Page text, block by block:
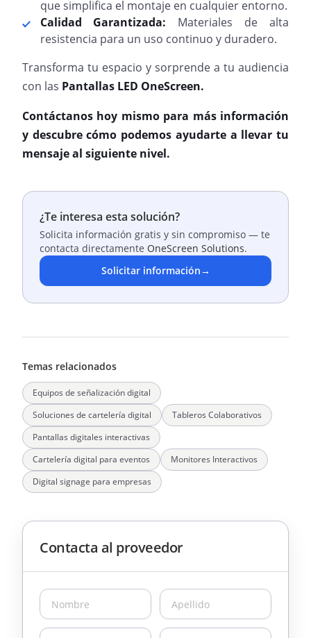
que simplifica el montaje en cualquier entorno.
Calidad Garantizada: Materiales de alta
resistencia para un uso continuo y duradero.
Transforma tu espacio y sorprende a tu audiencia
con las Pantallas LED OneScreen.
Contáctanos hoy mismo para más información
y descubre cómo podemos ayudarte a llevar tu
mensaje al siguiente nivel.
¿Te interesa esta solución?
Solicita información gratis y sin compromiso — te
contacta directamente OneScreen Solutions.
Solicitar información→
Temas relacionados
Equipos de señalización digital
Soluciones de cartelería digital
Tableros Colaborativos
Pantallas digitales interactivas
Cartelería digital para eventos
Monitores Interactivos
Digital signage para empresas
Contacta al proveedor